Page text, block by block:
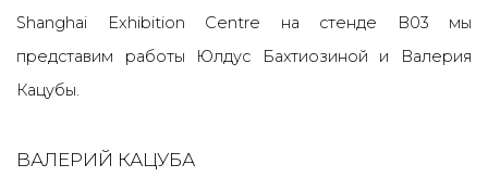
Shanghai Exhibition Centre на стенде В03 мы
представим работы Юлдус Бахтиозиной и Валерия
Кацубы.
ВАЛЕРИЙ КАЦУБА